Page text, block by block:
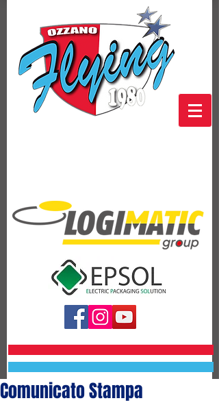
Comunicato Stampa